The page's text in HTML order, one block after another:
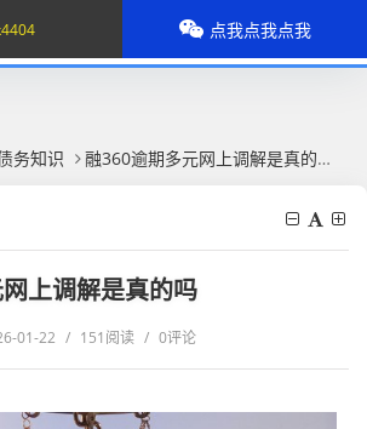
务知识 融360逾期多元网上调解是真的吗
上调解是真的吗
01-22 / 151阅读 / 0评论
点我点我点我